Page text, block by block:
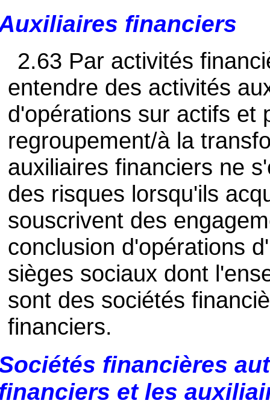
financiers
2.63 Par activités
entendre des activités
d'opérations sur actifs et
regroupement/à la
auxiliaires financiers ne
des risques lorsqu'ils
souscrivent des
conclusion d'opérations
sièges sociaux dont
sont des sociétés
financiers.
financières
et les